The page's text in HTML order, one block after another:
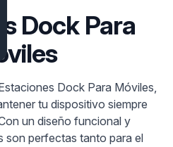
Dock Para
Dock Para Móviles,
tu dispositivo siempre
un diseño funcional y
son perfectas tanto para el